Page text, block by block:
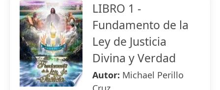
LIBRO 1 -
Fundamento de la
Ley de Justicia
Divina y Verdad
Autor: Michael Perillo